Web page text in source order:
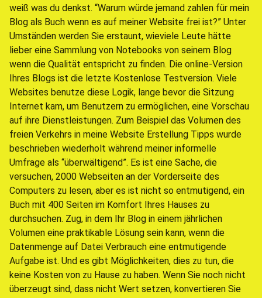
weiß was du denkst. “Warum würde jemand zahlen für mein
Blog als Buch wenn es auf meiner Website frei ist?” Unter
Umständen werden Sie erstaunt, wieviele Leute hätte
lieber eine Sammlung von Notebooks von seinem Blog
wenn die Qualität entspricht zu finden. Die online-Version
Ihres Blogs ist die letzte Kostenlose Testversion. Viele
Websites benutze diese Logik, lange bevor die Sitzung
Internet kam, um Benutzern zu ermöglichen, eine Vorschau
auf ihre Dienstleistungen. Zum Beispiel das Volumen des
freien Verkehrs in meine Website Erstellung Tipps wurde
beschrieben wiederholt während meiner informelle
Umfrage als “überwältigend”. Es ist eine Sache, die
versuchen, 2000 Webseiten an der Vorderseite des
Computers zu lesen, aber es ist nicht so entmutigend, ein
Buch mit 400 Seiten im Komfort Ihres Hauses zu
durchsuchen. Zug, in dem Ihr Blog in einem jährlichen
Volumen eine praktikable Lösung sein kann, wenn die
Datenmenge auf Datei Verbrauch eine entmutigende
Aufgabe ist. Und es gibt Möglichkeiten, dies zu tun, die
keine Kosten von zu Hause zu haben. Wenn Sie noch nicht
überzeugt sind, dass nicht Wert setzen, konvertieren Sie